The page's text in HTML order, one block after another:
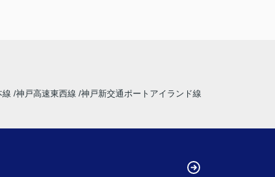
線 神戸高速東西線 神戸新交通ポートアイランド線